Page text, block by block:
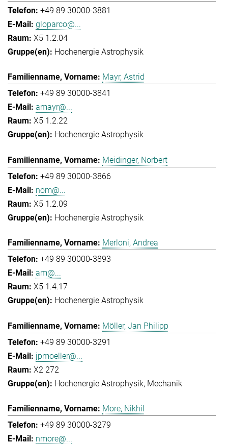
+49 89 30000-3881
gloparco@...
X5 1.2.04
Hochenergie Astrophysik
Mayr, Astrid
+49 89 30000-3841
amayr@...
X5 1.2.22
Hochenergie Astrophysik
Meidinger, Norbert
+49 89 30000-3866
nom@...
X5 1.2.09
Hochenergie Astrophysik
Merloni, Andrea
+49 89 30000-3893
am@...
X5 1.4.17
Hochenergie Astrophysik
Möller, Jan Philipp
+49 89 30000-3291
jpmoeller@...
X2 272
Hochenergie Astrophysik Mechanik
More, Nikhil
+49 89 30000-3279
nmore@...